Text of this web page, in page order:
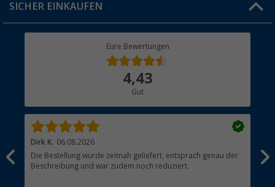
Rücksendung
SICHER EINKAUFEN
Eure Bewertungen
4,43
Gut
Dirk K. 06.08.2026
Die Bestellung wurde zeitnah geliefert, entsprach genau der
Beschreibung und war zudem noch reduziert.